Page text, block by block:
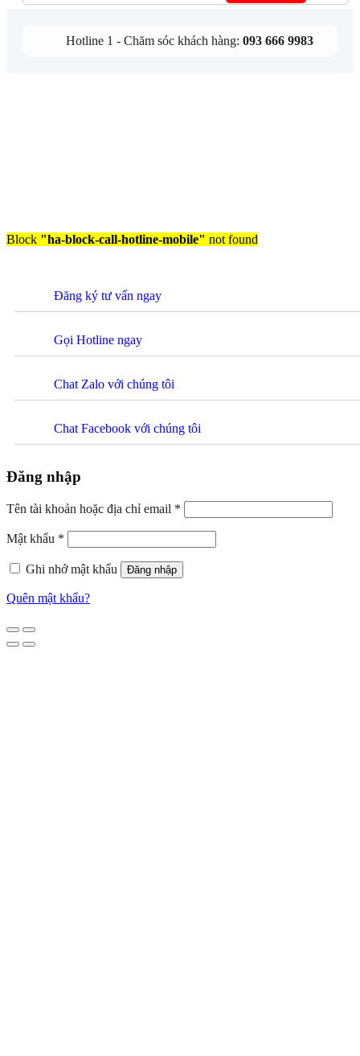
Hotline 1 - Chăm sóc khách hàng: 093 666 9983
Block "ha-block-call-hotline-mobile" not found
Đăng ký tư vấn ngay
Gọi Hotline ngay
Chat Zalo với chúng tôi
Chat Facebook với chúng tôi
Đăng nhập
Tên tài khoản hoặc địa chỉ email *
Mật khẩu *
Ghi nhớ mật khẩu Đăng nhập
Quên mật khẩu?